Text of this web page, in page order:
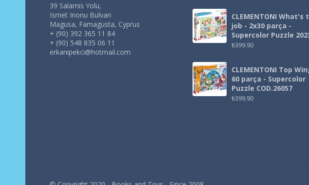
39 Salamis Yolu,
Ismet Inonu Bulvari
Magusa, Famagusta, Cyprus
+ (90) 392 365 11 84
+ (90) 548 835 06 11
erkanipekci@hotmail.com
CLEMENTONI What's
job - 2x30 parça -
Supercolor Puzzle
₺399.90
CLEMENTONI Top
60 parça - Supercolor
Puzzle COD.26057
₺399.90